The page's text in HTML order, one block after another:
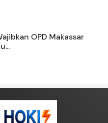
OPD Makassar